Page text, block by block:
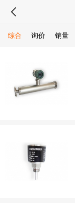
综合 询价 销量